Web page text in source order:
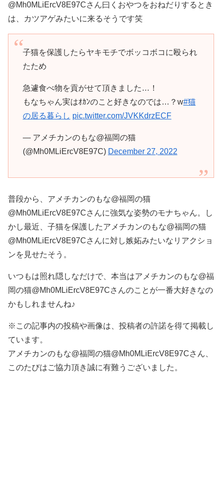
@Mh0MLiErcV8E97Cさん曰くおやつをおねだりするとき
は、カツアゲみたいに来るそうです笑
子猫を保護したらヤキモチでボッコボコに殴られ
たため
急遽食べ物を貢がせて頂きました…！
もなちゃん実はｵｶﾝのこと好きなのでは…？w#猫
の居る暮らし pic.twitter.com/JVKKdrzECF
— アメチカンのもな@福岡の猫
(@Mh0MLiErcV8E97C) December 27, 2022
普段から、アメチカンのもな@福岡の猫
@Mh0MLiErcV8E97Cさんに強気な姿勢のモナちゃん。し
かし最近、子猫を保護したアメチカンのもな@福岡の猫
@Mh0MLiErcV8E97Cさんに対し嫉妬みたいなリアクショ
ンを見せたそう。
いつもは照れ隠しなだけで、本当はアメチカンのもな@福
岡の猫@Mh0MLiErcV8E97Cさんのことが一番大好きなの
かもしれませんね♪
※この記事内の投稿や画像は、投稿者の許諾を得て掲載し
ています。
アメチカンのもな@福岡の猫@Mh0MLiErcV8E97Cさん、
このたびはご協力頂き誠に有難うございました。